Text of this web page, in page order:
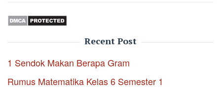
Recent Post
1 Sendok Makan Berapa Gram
Rumus Matematika Kelas 6 Semester 1